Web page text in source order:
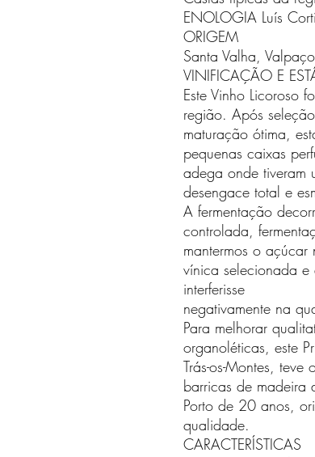
ENOLOGIA Luís
ORIGEM
Santa Valha,
VINIFICAÇÃO E
Este Vinho Licoroso
região. Após
maturação ótima,
pequenas caixas
adega onde tiveram
desengace total e
A fermentação
controlada,
mantermos o
vínica selecionada
interferisse
negativamente na
Para melhorar
organoléticas, este
Trás-os-Montes,
barricas de
Porto de 20 anos,
qualidade.
CARACTERÍSTICAS